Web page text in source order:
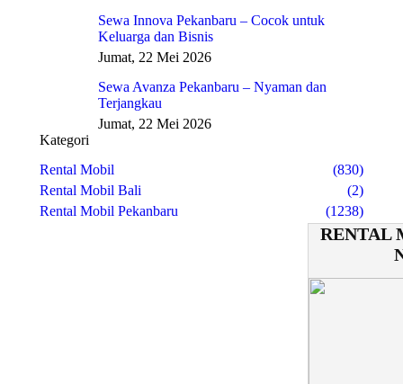
Sewa Innova Pekanbaru – Cocok untuk
Keluarga dan Bisnis
Jumat, 22 Mei 2026
Sewa Avanza Pekanbaru – Nyaman dan
Terjangkau
Jumat, 22 Mei 2026
Kategori
Rental Mobil
(830)
Rental Mobil Bali
(2)
Rental Mobil Pekanbaru
(1238)
RENTAL